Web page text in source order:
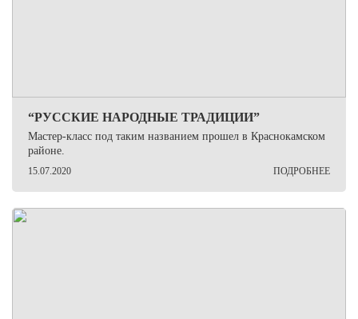
“РУССКИЕ НАРОДНЫЕ ТРАДИЦИИ”
Мастер-класс под таким названием прошел в Краснокамском
районе.
15.07.2020 ПОДРОБНЕЕ